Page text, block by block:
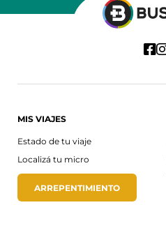
MIS VIAJES
Estado de tu viaje
Localizá tu micro
ARREPENTIMIENTO